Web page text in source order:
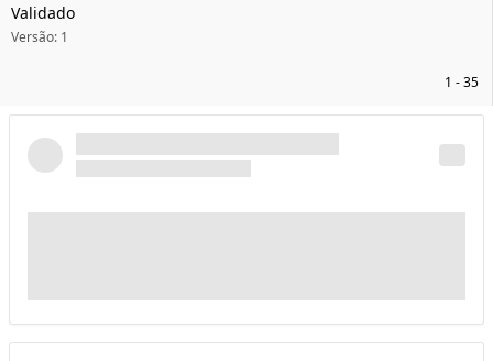
Validado
Versão: 1
1 - 35